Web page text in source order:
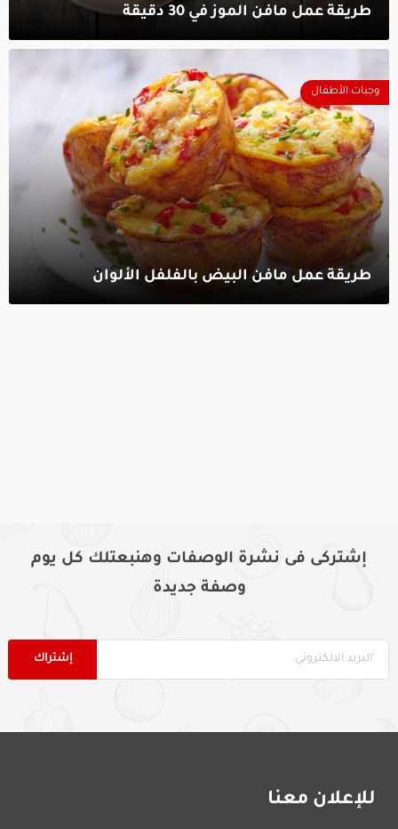
طريقة عمل مافن الموز في 30 دقيقة‎
وجبات الأطفال
طريقة عمل مافن البيض بالفلفل الألوان‎
إشتركى فى نشرة الوصفات وهنبعتلك كل يوم
وصفة جديدة
للإعلان معنا